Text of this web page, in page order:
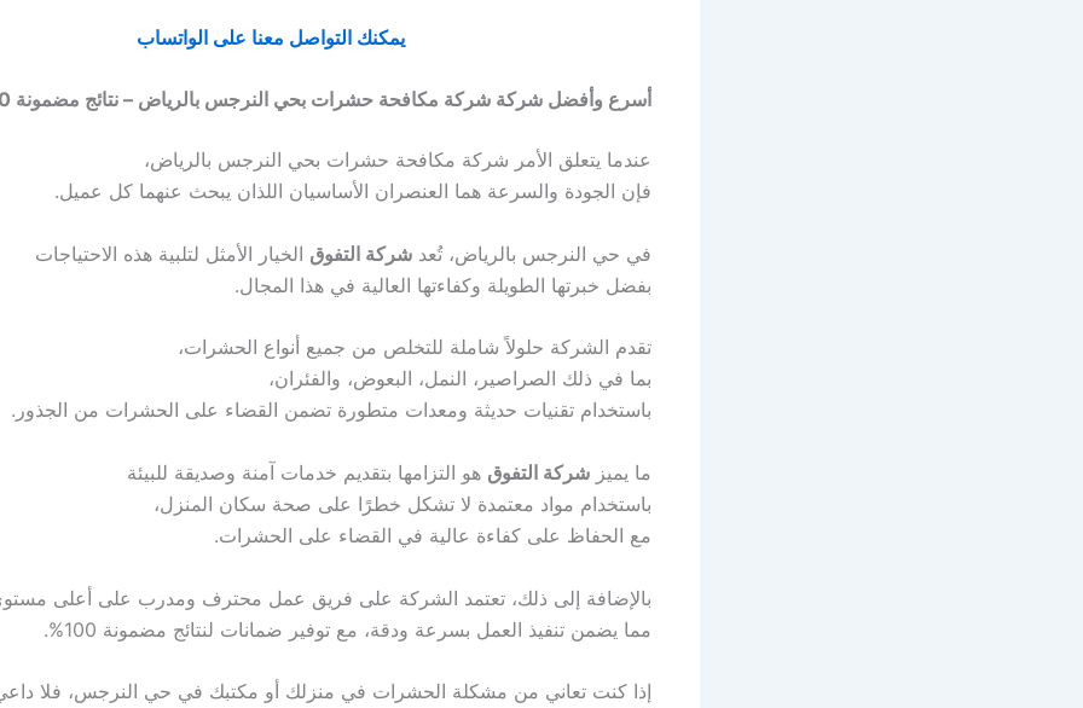
يمكنك التواصل معنا على الواتساب
أسرع وأفضل شركة شركة مكافحة حشرات بحي النرجس بالرياض – نتائج مضمونة 100%
عندما يتعلق الأمر شركة مكافحة حشرات بحي النرجس بالرياض،
فإن الجودة والسرعة هما العنصران الأساسيان اللذان يبحث عنهما كل عميل.
في حي النرجس بالرياض، تُعد شركة التفوق الخيار الأمثل لتلبية هذه الاحتياجات
بفضل خبرتها الطويلة وكفاءتها العالية في هذا المجال.
تقدم الشركة حلولاً شاملة للتخلص من جميع أنواع الحشرات،
بما في ذلك الصراصير، النمل، البعوض، والفئران،
باستخدام تقنيات حديثة ومعدات متطورة تضمن القضاء على الحشرات من الجذور.
ما يميز شركة التفوق هو التزامها بتقديم خدمات آمنة وصديقة للبيئة
باستخدام مواد معتمدة لا تشكل خطرًا على صحة سكان المنزل،
مع الحفاظ على كفاءة عالية في القضاء على الحشرات.
بالإضافة إلى ذلك، تعتمد الشركة على فريق عمل محترف ومدرب على أعلى
مما يضمن تنفيذ العمل بسرعة ودقة، مع توفير ضمانات لنتائج مضمونة 100%.
إذا كنت تعاني من مشكلة الحشرات في منزلك أو مكتبك في حي النرجس، فلا